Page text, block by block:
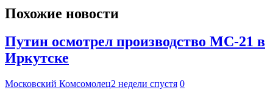
Похожие новости
Путин осмотрел производство МС-21 в
Иркутске
Московский Комсомолец2 недели спустя 0